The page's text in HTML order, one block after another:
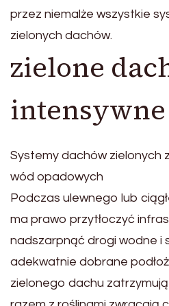
przez niemalże wszystkie
zielonych dachów.
zielone
intensywne
Systemy dachów zielonych
wód opadowych
Podczas ulewnego lub
ma prawo przytłoczyć
nadszarpnąć drogi wodne i
adekwatnie dobrane
zielonego dachu